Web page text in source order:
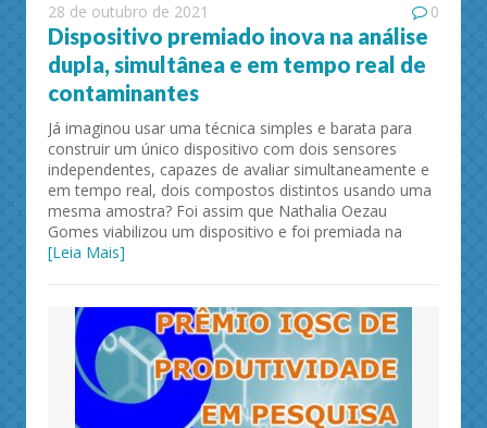
28 de outubro de 2021 0
Dispositivo premiado inova na análise
dupla, simultânea e em tempo real de
contaminantes
Já imaginou usar uma técnica simples e barata para
construir um único dispositivo com dois sensores
independentes, capazes de avaliar simultaneamente e
em tempo real, dois compostos distintos usando uma
mesma amostra? Foi assim que Nathalia Oezau
Gomes viabilizou um dispositivo e foi premiada na
[Leia Mais]